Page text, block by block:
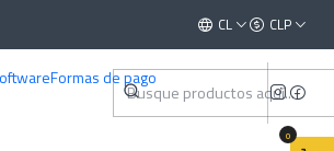
Formas de pago
0
CL CLP
Xsara Picasso